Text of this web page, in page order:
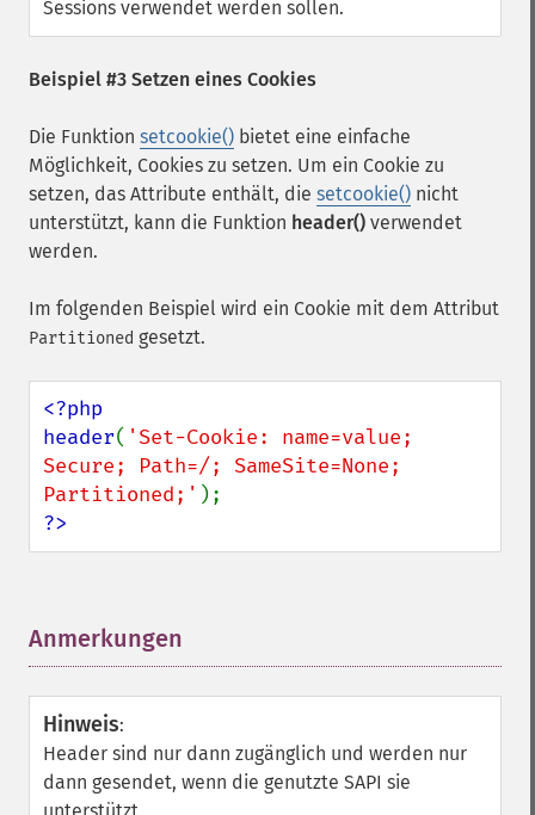
Sessions verwendet werden sollen.
Beispiel #3 Setzen eines Cookies
Die Funktion setcookie() bietet eine einfache
Möglichkeit, Cookies zu setzen. Um ein Cookie zu
setzen, das Attribute enthält, die setcookie() nicht
unterstützt, kann die Funktion header() verwendet
werden.
Im folgenden Beispiel wird ein Cookie mit dem Attribut
Partitioned gesetzt.
<?php
header( 'Set-Cookie: name=value;
Secure; Path=/; SameSite=None;
Partitioned;'
?>
Anmerkungen
Hinweis:
Header sind nur dann zugänglich und werden nur
dann gesendet, wenn die genutzte SAPI sie